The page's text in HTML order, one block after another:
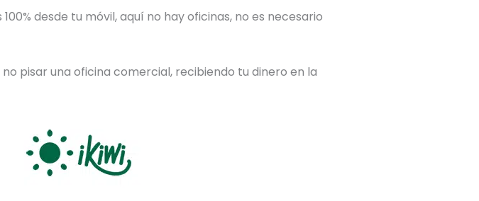
desde tu móvil, aquí no hay oficinas, no es necesario
no pisar una oficina comercial, recibiendo tu dinero en la